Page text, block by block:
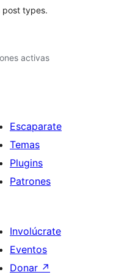
post types.
activas
Escaparate
Temas
Plugins
Patrones
Involúcrate
Eventos
Donar ↗